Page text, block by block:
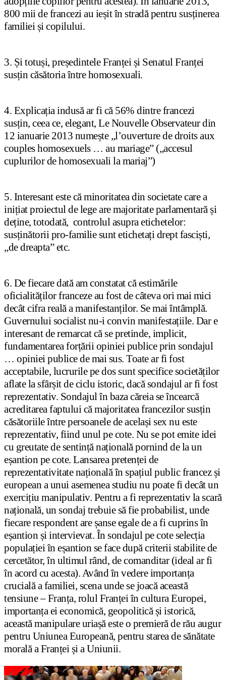
800 mii de francezi au ieșit în stradă pentru susținerea
familiei și copilului.
3. Și totuși, președintele Franței și Senatul Franței
susțin căsătoria între homosexuali.
4. Explicația indusă ar fi că 56% dintre francezi
susțin, ceea ce, elegant, Le Nouvelle Observateur din
12 ianuarie 2013 numește „l’ouverture de droits aux
couples homosexuels … au mariage” („accesul
cuplurilor de homosexuali la mariaj”)
5. Interesant este că minoritatea din societate care a
inițiat proiectul de lege are majoritate parlamentară și
deține, totodată, controlul asupra etichetelor:
susținătorii pro-familie sunt etichetați drept fasciști,
„de dreapta” etc.
6. De fiecare dată am constatat că estimările
oficialităților franceze au fost de câteva ori mai mici
decât cifra reală a manifestanților. Se mai întâmplă.
Guvernului socialist nu-i convin manifestațiile. Dar e
interesant de remarcat că se pretinde, implicit,
fundamentarea forțării opiniei publice prin sondajul
… opiniei publice de mai sus. Toate ar fi fost
acceptabile, lucrurile pe dos sunt specifice societăților
aflate la sfârșit de ciclu istoric, dacă sondajul ar fi fost
reprezentativ. Sondajul în baza căreia se încearcă
acreditarea faptului că majoritatea francezilor susțin
căsătoriile între persoanele de același sex nu este
reprezentativ, fiind unul pe cote. Nu se pot emite idei
cu greutate de sentință națională pornind de la un
eșantion pe cote. Lansarea pretenței de
reprezentativitate națională în spațiul public francez și
european a unui asemenea studiu nu poate fi decât un
exercițiu manipulativ. Pentru a fi reprezentativ la scară
națională, un sondaj trebuie să fie probabilist, unde
fiecare respondent are șanse egale de a fi cuprins în
eșantion și intervievat. În sondajul pe cote selecția
populației în eșantion se face după criterii stabilite de
cercetător, în ultimul rând, de comanditar (ideal ar fi
în acord cu acesta). Având în vedere importanța
crucială a familiei, scena unde se joacă această
tensiune – Franța, rolul Franței în cultura Europei,
importanța ei economică, geopolitică și istorică,
această manipulare uriașă este o premieră de rău augur
pentru Uniunea Europeană, pentru starea de sănătate
morală a Franței și a Uniunii.